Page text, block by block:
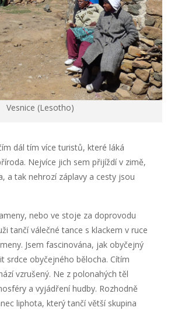
Vesnice (Lesotho)
dál tím více turistů, které láká
Nejvíce jich sem přijíždí v zimě,
a tak nehrozí záplavy a cesty jsou
nebo ve stoje za doprovodu
tančí válečné tance s klackem v ruce
Jsem fascinována, jak obyčejný
srdce obyčejného bělocha. Cítím
vzrušený. Ne z polonahých těl
a vyjádření hudby. Rozhodně
liphota, který tančí větší skupina